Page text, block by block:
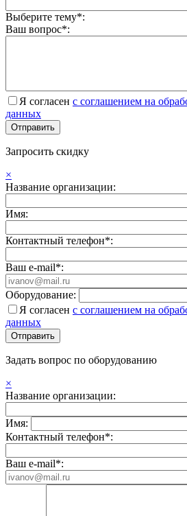
Выберите тему*:
Ваш вопрос*:
Я согласен с соглашением на
данных
Запросить скидку
×
Название организации:
Имя:
Контактный телефон*:
Ваш e-mail*:
Оборудование:
Я согласен с соглашением на
данных
Задать вопрос по оборудованию
×
Название организации:
Имя:
Контактный телефон*:
Ваш e-mail*: